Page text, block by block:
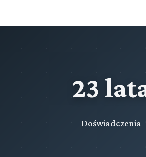
Rozdział 66e (art. 611g - 611s)
Współpraca z Międzynarodowym
Rozdział 66f (art. 611t - 611tf)
Wystąpienie do państwa
23
Doświadczenia